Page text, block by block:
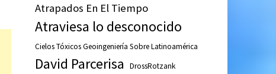
Atrapados En El Tiempo
Atraviesa lo desconocido
Cielos Tóxicos Geoingeniería Sobre Latinoamérica
David Parcerisa DrossRotzank